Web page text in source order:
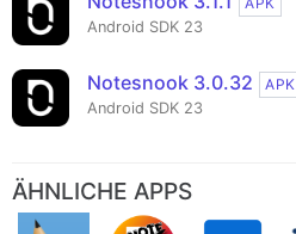
Android SDK 23
Notesnook 3.0.32
APK
Android SDK 23
ÄHNLICHE APPS